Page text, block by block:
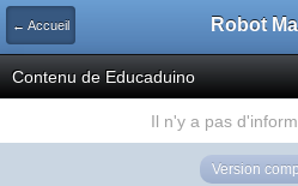
← Accueil Robot
Contenu de Educaduino
Il n'y a pas
Version